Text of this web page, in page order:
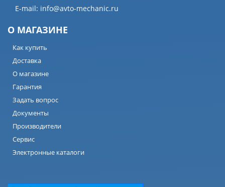
E-mail: info@avto-mechanic.ru
О МАГАЗИНЕ
Как купить
Доставка
О магазине
Гарантия
Задать вопрос
Документы
Производители
Сервис
Электронные каталоги